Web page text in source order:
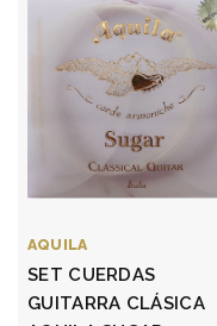
AQUILA
SET CUERDAS
GUITARRA CLÁSICA